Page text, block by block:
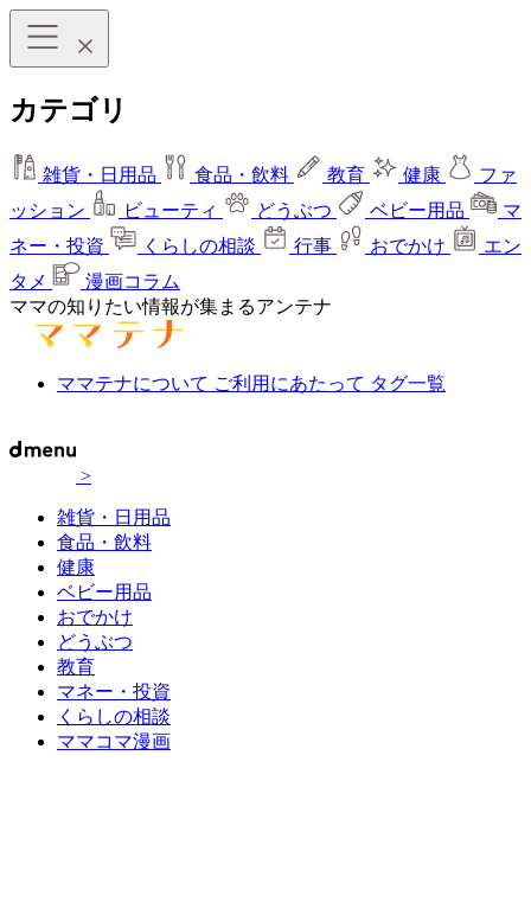
カテゴリ
雑貨・日用品 食品・飲料 教育 健康
ファ
ッション
ビューティ どうぶつ ベビー用品
マ
ネー・投資
くらしの相談 行事 おでかけ
エン
タメ
漫画コラム
ママの知りたい情報が集まるアンテナ
ママテナについて ご利用にあたって タグ一覧
>
雑貨・日用品
食品・飲料
健康
ベビー用品
おでかけ
どうぶつ
教育
マネー・投資
くらしの相談
ママコマ漫画